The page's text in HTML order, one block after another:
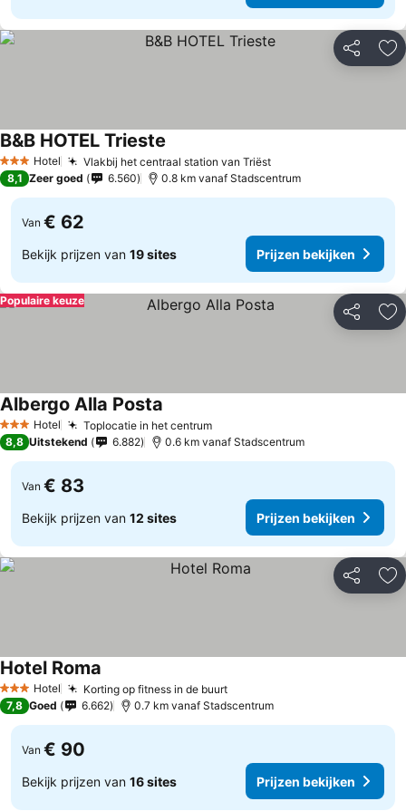
Delen
3 SterrenHotel Vlakbij het centraal station van Triëst
B&B HOTEL Trieste
8,1 Zeer goed 6.560 0.8 km vanaf Stadscentrum
Van € 62
Bekijk prijzen van 19 sites Prijzen bekijken
Delen
Populaire keuze
3 SterrenHotel Toplocatie in het centrum
Albergo Alla Posta
8,8 Uitstekend 6.882 0.6 km vanaf Stadscentrum
Van € 83
Bekijk prijzen van 12 sites Prijzen bekijken
Delen
3 SterrenHotel Korting op fitness in de buurt
Hotel Roma
7,8 Goed 6.662 0.7 km vanaf Stadscentrum
Van € 90
Bekijk prijzen van 16 sites Prijzen bekijken